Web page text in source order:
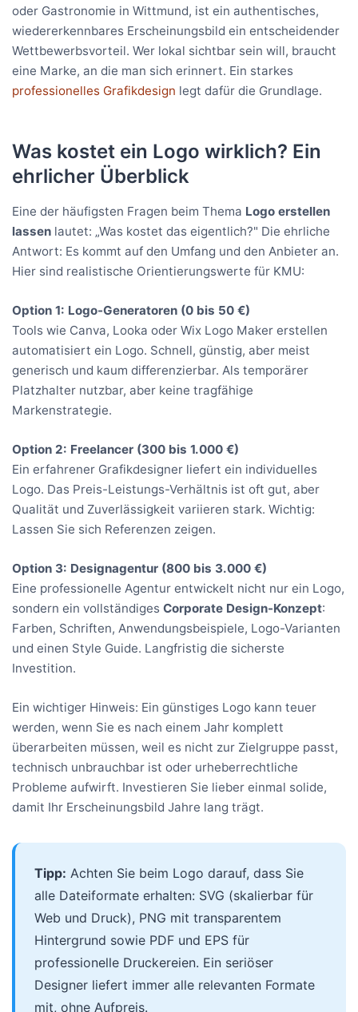
oder Gastronomie in Wittmund, ist ein authentisches,
wiedererkennbares Erscheinungsbild ein entscheidender
Wettbewerbsvorteil. Wer lokal sichtbar sein will, braucht
eine Marke, an die man sich erinnert. Ein starkes
professionelles Grafikdesign legt dafür die Grundlage.
Was kostet ein Logo wirklich? Ein
ehrlicher Überblick
Eine der häufigsten Fragen beim Thema Logo erstellen
lassen lautet: „Was kostet das eigentlich?" Die ehrliche
Antwort: Es kommt auf den Umfang und den Anbieter an.
Hier sind realistische Orientierungswerte für KMU:
Option 1: Logo-Generatoren (0 bis 50 €)
Tools wie Canva, Looka oder Wix Logo Maker erstellen
automatisiert ein Logo. Schnell, günstig, aber meist
generisch und kaum differenzierbar. Als temporärer
Platzhalter nutzbar, aber keine tragfähige
Markenstrategie.
Option 2: Freelancer (300 bis 1.000 €)
Ein erfahrener Grafikdesigner liefert ein individuelles
Logo. Das Preis-Leistungs-Verhältnis ist oft gut, aber
Qualität und Zuverlässigkeit variieren stark. Wichtig:
Lassen Sie sich Referenzen zeigen.
Option 3: Designagentur (800 bis 3.000 €)
Eine professionelle Agentur entwickelt nicht nur ein Logo,
sondern ein vollständiges Corporate Design-Konzept:
Farben, Schriften, Anwendungsbeispiele, Logo-Varianten
und einen Style Guide. Langfristig die sicherste
Investition.
Ein wichtiger Hinweis: Ein günstiges Logo kann teuer
werden, wenn Sie es nach einem Jahr komplett
überarbeiten müssen, weil es nicht zur Zielgruppe passt,
technisch unbrauchbar ist oder urheberrechtliche
Probleme aufwirft. Investieren Sie lieber einmal solide,
damit Ihr Erscheinungsbild Jahre lang trägt.
Tipp: Achten Sie beim Logo darauf, dass Sie
alle Dateiformate erhalten: SVG (skalierbar für
Web und Druck), PNG mit transparentem
Hintergrund sowie PDF und EPS für
professionelle Druckereien. Ein seriöser
Designer liefert immer alle relevanten Formate
mit, ohne Aufpreis.